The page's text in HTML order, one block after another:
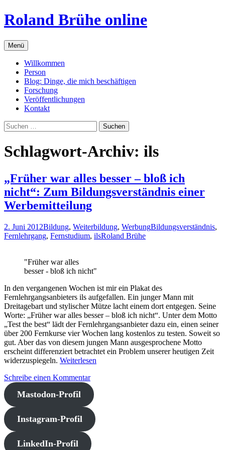
Zum
Inhalt
Roland Brühe online
Menü
Willkommen
Person
Blog: Dinge, die mich beschäftigen
Forschung
Veröffentlichungen
Kontakt
Suchen
nach:
Schlagwort-Archiv: ils
„Früher war alles besser – bloß ich
nicht“: Zum Bildungsverständnis einer
Werbemitteilung
2. Juni 2012Bildung, Weiterbildung, WerbungBildungsverständnis,
Fernlehrgang, Fernstudium, ilsRoland Brühe
"Früher war alles
besser - bloß ich nicht"
In den vergangenen Wochen ist mir ein Plakat des
Fernlehrgangsanbieters ils aufgefallen. Ein junger Mann mit
Dreitagebart und stylischer Mütze lacht einem dort entgegen. Seine
Worte: „Früher war alles besser – bloß ich nicht“. Unter dem Motto
„Test the best“ lädt der Fernlehrgangsanbieter dazu ein, einen seiner
über 200 Fernkurse vier Wochen lang kostenlos zu testen. Soweit so
gut. Aber das von diesem jungen Mann ausgesprochene Motto
erscheint differenziert betrachtet ein Problem unserer heutigen Zeit
widerzuspiegeln. Weiterlesen
Schreibe einen Kommentar
Mastodon-Profil
Instagram-Profil
LinkedIn-Profil